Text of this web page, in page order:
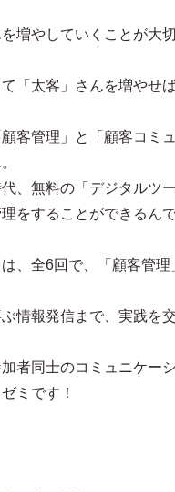
を増やしていくことが大切
「太客」さんを増やせ
客管理」と「顧客コミ
、無料の「デジタルツ
をすることができるんで
、全6回で、「顧客管理
情報発信まで、実践を
者同士のコミュニケー
ミです！